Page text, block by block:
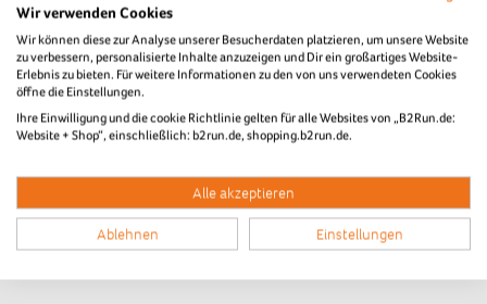
Wir verwenden Cookies
Wir können diese zur Analyse unserer Besucherdaten platzieren, um unsere Website
zu verbessern, personalisierte Inhalte anzuzeigen und Dir ein großartiges Website-
Erlebnis zu bieten. Für weitere Informationen zu den von uns verwendeten Cookies
öffne die Einstellungen.
Ihre Einwilligung und die cookie Richtlinie gelten für alle Websites von „B2Run.de:
Website + Shop“, einschließlich: b2run.de, shopping.b2run.de.
Alle akzeptieren
Ablehnen Einstellungen